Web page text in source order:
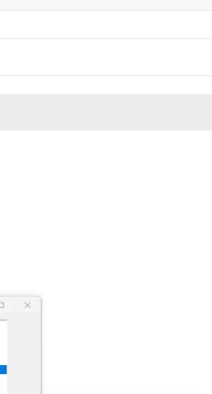
selectmode=EXTENDED,